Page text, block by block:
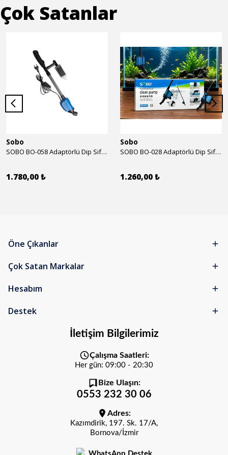
Çok Satanlar
Sobo
SOBO BO-058 Adaptörlü Dip Sifonu 2000 Lth 32 W
1.780,00 ₺
Sobo
SOBO BO-028 Adaptörlü Dip Sifonu 1700 Lth 28 W
1.260,00 ₺
Öne Çıkanlar
Çok Satan Markalar
Hesabım
Destek
İletişim Bilgilerimiz
Çalışma Saatleri:
Her gün: 09:00 - 20:30
Bize Ulaşın:
0553 232 30 06
Adres:
Kazımdirik, 197. Sk. 17/A,
Bornova/İzmir